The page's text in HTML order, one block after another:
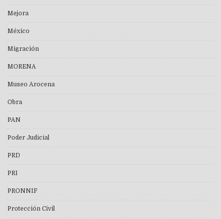
Mejora
México
Migración
MORENA
Museo Arocena
Obra
PAN
Poder Judicial
PRD
PRI
PRONNIF
Protección Civil